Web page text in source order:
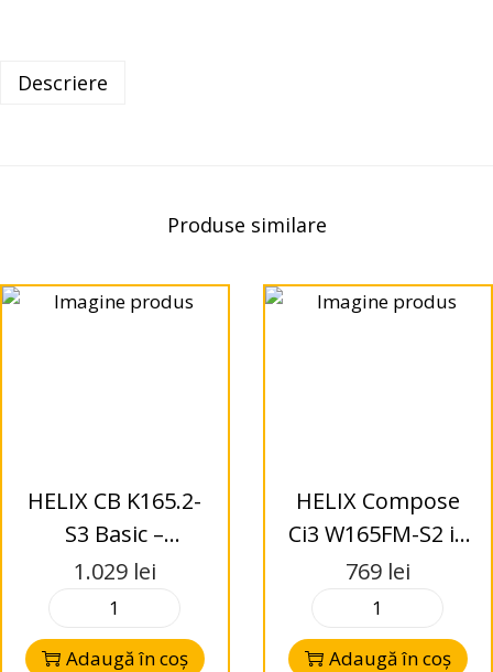
Descriere
Produse similare
HELIX CB K165.2-
S3 Basic –
Difuzoare Kit
165mm – 2-Way –
3 Ohms
1.029 lei
Adaugă în coș
HELIX Compose
Ci3 W165FM-S2 i3
– Difuzoare
Woofer 165mm –
2 Ohms
769 lei
Adaugă în coș